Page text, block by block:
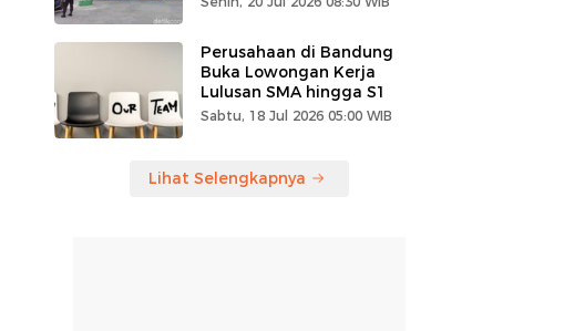
Perusahaan di Bandung
Buka Lowongan Kerja
Lulusan SMA hingga S1
Sabtu, 18 Jul 2026 05:00 WIB
Lihat Selengkapnya